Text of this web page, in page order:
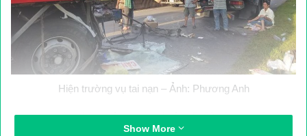
Hiện trường vụ tai nạn – Ảnh: Phương Anh
Vụ tai nạn giao thông xảy ra vào khoảng 5h30 sáng nay (ngày
Show More